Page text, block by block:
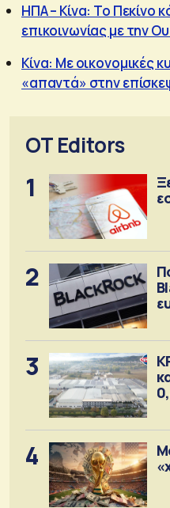
ΗΠΑ – Κίνα: Το Πεκίνο
επικοινωνίας με την
Κίνα: Με οικονομικές
«απαντά» στην
OT Editors
1
2
3
4